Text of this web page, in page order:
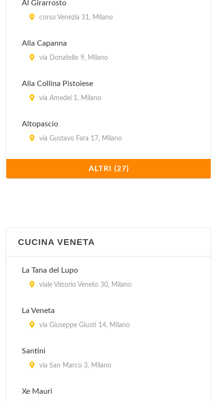
Al Girarrosto
corso Venezia 31, Milano
Alla Capanna
via Donatello 9, Milano
Alla Collina Pistoiese
via Amedei 1, Milano
Altopascio
via Gustavo Fara 17, Milano
Antica Pizzera Fiorentina
viale Bligny 41, Milano
Cavallini
Coco Pazzo
Da Bimbi
Da Costantino
ALTRI (27)
CUCINA VENETA
La Tana del Lupo
viale Vittorio Veneto 30, Milano
La Veneta
via Giuseppe Giusti 14, Milano
Santini
via San Marco 3, Milano
Xe Mauri